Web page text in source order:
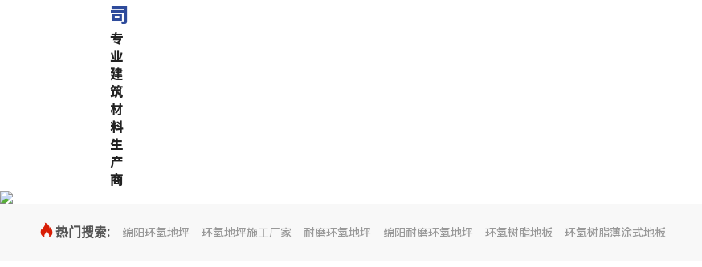
司
专
业
建
筑
材
料
生
产
商
热门搜索: 绵阳环氧地坪 环氧地坪施工厂家 耐磨环氧地坪 绵阳耐磨环氧地坪 环氧树脂地板 环氧树脂薄涂式地板